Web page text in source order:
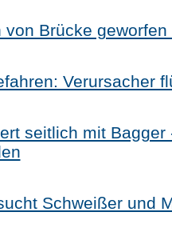
von Brücke
Verursacher
seitlich mit Bagger
Schweißer und